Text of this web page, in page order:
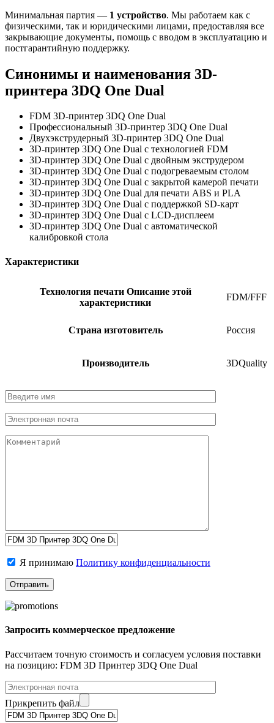
Минимальная партия — 1 устройство. Мы работаем как с
физическими, так и юридическими лицами, предоставляя все
закрывающие документы, помощь с вводом в эксплуатацию и
постгарантийную поддержку.
Синонимы и наименования 3D-
принтера 3DQ One Dual
FDM 3D-принтер 3DQ One Dual
Профессиональный 3D-принтер 3DQ One Dual
Двухэкструдерный 3D-принтер 3DQ One Dual
3D-принтер 3DQ One Dual с технологией FDM
3D-принтер 3DQ One Dual с двойным экструдером
3D-принтер 3DQ One Dual с подогреваемым столом
3D-принтер 3DQ One Dual с закрытой камерой печати
3D-принтер 3DQ One Dual для печати ABS и PLA
3D-принтер 3DQ One Dual с поддержкой SD-карт
3D-принтер 3DQ One Dual с LCD-дисплеем
3D-принтер 3DQ One Dual с автоматической
калибровкой стола
Характеристики
Технология печати Описание этой
характеристики
FDM/FFF
Страна изготовитель Россия
Производитель 3DQuality
Я принимаю Политику конфиденциальности
Запросить коммерческое предложение
Рассчитаем точную стоимость и согласуем условия поставки
на позицию: FDM 3D Принтер 3DQ One Dual
Прикрепить файл